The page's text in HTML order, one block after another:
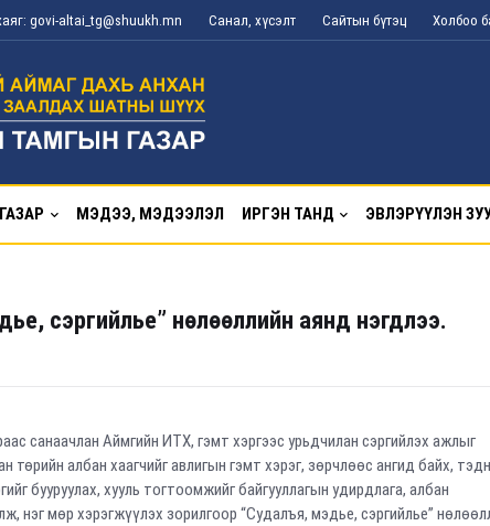
govi-altai_tg@shuukh.mn Санал, хүсэлт Сайтын бүтэц Холбоо
МЭДЭЭ, МЭДЭЭЛЭЛ ИРГЭН ТАНД ЭВЛЭРҮҮЛЭН
сэргийлье” нөлөөллийн аянд нэгдлээ.
санаачлан Аймгийн ИТХ, гэмт хэргээс урьдчилан сэргийлэх ажлыг
төрийн албан хаагчийг авлигын гэмт хэрэг, зөрчлөөс ангид байх,
бууруулах, хууль тогтоомжийг байгууллагын удирдлага, албан
нэг мөр хэрэгжүүлэх зорилгоор “Судалъя, мэдье, сэргийлье”